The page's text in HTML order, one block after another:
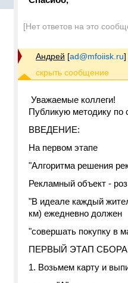
[Нет ответов на это
Андрей [ad@mfoiisk.ru]
Уважаемые коллеги!
Публикую методику по
ВВЕДЕНИЕ:
На первом этапе
"Алгоритма решения
Рекламный объект -
"В идеале каждый
км) ежедневно должен
"совершать покупку в
ПЕРВЫЙ ЭТАП
1. Возьмем карту и